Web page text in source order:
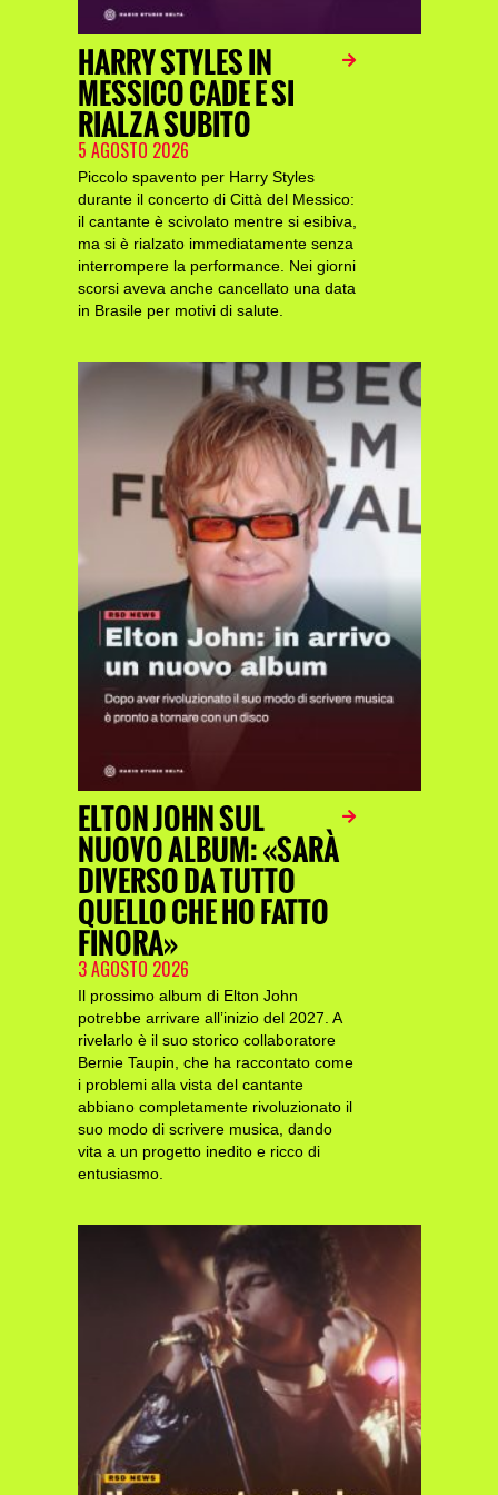
HARRY STYLES IN
MESSICO CADE E SI
RIALZA SUBITO
5 AGOSTO 2026
Piccolo spavento per Harry Styles
durante il concerto di Città del Messico:
il cantante è scivolato mentre si esibiva,
ma si è rialzato immediatamente senza
interrompere la performance. Nei giorni
scorsi aveva anche cancellato una data
in Brasile per motivi di salute.
ELTON JOHN SUL
NUOVO ALBUM: «SARÀ
DIVERSO DA TUTTO
QUELLO CHE HO FATTO
FINORA»
3 AGOSTO 2026
Il prossimo album di Elton John
potrebbe arrivare all’inizio del 2027. A
rivelarlo è il suo storico collaboratore
Bernie Taupin, che ha raccontato come
i problemi alla vista del cantante
abbiano completamente rivoluzionato il
suo modo di scrivere musica, dando
vita a un progetto inedito e ricco di
entusiasmo.